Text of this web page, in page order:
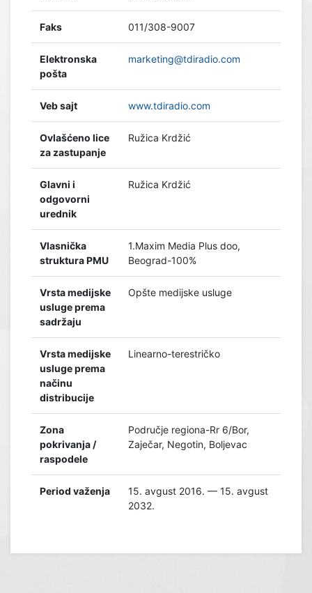
Faks 011/308-9007
Elektronska
pošta
marketing@tdiradio.com
Veb sajt www.tdiradio.com
Ovlašćeno lice
za zastupanje
Ružica Krdžić
Glavni i
odgovorni
urednik
Ružica Krdžić
Vlasnička
struktura PMU
1.Maxim Media Plus doo,
Beograd-100%
Vrsta medijske
usluge prema
sadržaju
Opšte medijske usluge
Vrsta medijske
usluge prema
načinu
distribucije
Linearno-terestričko
Zona
pokrivanja /
raspodele
Područje regiona-Rr 6/Bor,
Zaječar, Negotin, Boljevac
Period važenja
15. avgust 2016. — 15. avgust
2032.